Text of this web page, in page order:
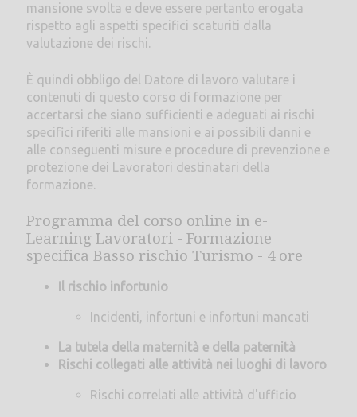
mansione svolta e deve essere pertanto erogata
rispetto agli aspetti specifici scaturiti dalla
valutazione dei rischi.
È quindi obbligo del Datore di lavoro valutare i
contenuti di questo corso di formazione per
accertarsi che siano sufficienti e adeguati ai rischi
specifici riferiti alle mansioni e ai possibili danni e
alle conseguenti misure e procedure di prevenzione e
protezione dei Lavoratori destinatari della
formazione.
Programma del corso online in e-
Learning Lavoratori - Formazione
specifica Basso rischio Turismo - 4 ore
Il rischio infortunio
Incidenti, infortuni e infortuni mancati
La tutela della maternità e della paternità
Rischi collegati alle attività nei luoghi di lavoro
Rischi correlati alle attività d'ufficio